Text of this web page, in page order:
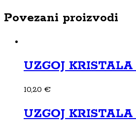
Povezani proizvodi
UZGOJ
10,20 €
UZGOJ